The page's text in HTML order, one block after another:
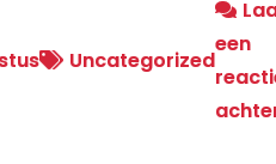
Uncategorized
een